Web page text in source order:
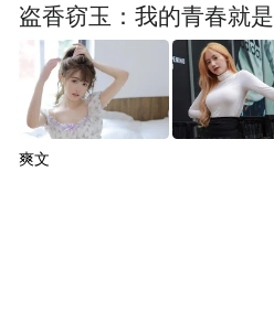
盗香窃玉：我的青春就
爽文